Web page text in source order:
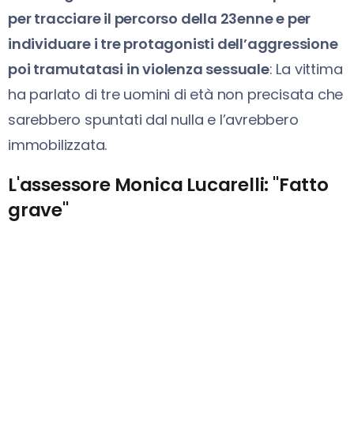
per tracciare il percorso della 23enne e per
individuare i tre protagonisti dell’aggressione
poi tramutatasi in violenza sessuale: La vittima
ha parlato di tre uomini di età non precisata che
sarebbero spuntati dal nulla e l’avrebbero
immobilizzata.
L'assessore Monica Lucarelli: "Fatto
grave"